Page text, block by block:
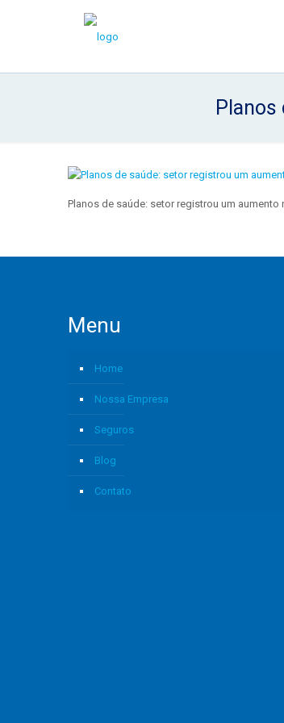
Planos de saúde: setor registrou um
Menu
Home
Nossa Empresa
Seguros
Blog
Contato